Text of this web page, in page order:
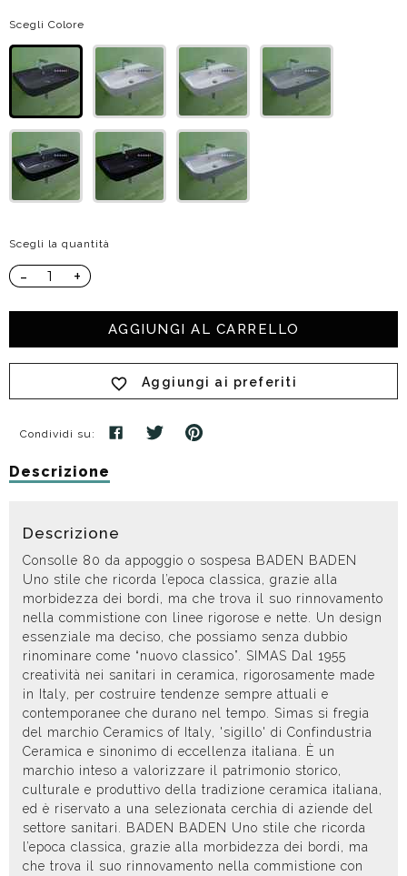
Scegli Colore
Scegli la quantità
- +
AGGIUNGI AL CARRELLO
Aggiungi ai preferiti
Condividi su:
Descrizione
Descrizione
Consolle 80 da appoggio o sospesa BADEN BADEN
Uno stile che ricorda l’epoca classica, grazie alla
morbidezza dei bordi, ma che trova il suo rinnovamento
nella commistione con linee rigorose e nette. Un design
essenziale ma deciso, che possiamo senza dubbio
rinominare come “nuovo classico”. SIMAS Dal 1955
creatività nei sanitari in ceramica, rigorosamente made
in Italy, per costruire tendenze sempre attuali e
contemporanee che durano nel tempo. Simas si fregia
del marchio Ceramics of Italy, 'sigillo' di Confindustria
Ceramica e sinonimo di eccellenza italiana. È un
marchio inteso a valorizzare il patrimonio storico,
culturale e produttivo della tradizione ceramica italiana,
ed è riservato a una selezionata cerchia di aziende del
settore sanitari. BADEN BADEN Uno stile che ricorda
l’epoca classica, grazie alla morbidezza dei bordi, ma
che trova il suo rinnovamento nella commistione con